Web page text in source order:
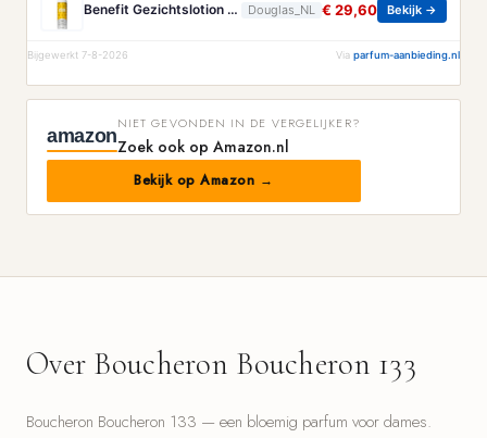
Benefit Gezichtslotion The POREfessional Gezichtstoner Unisex 133ml Douglas_NL € 29,60 Bekijk →
Bijgewerkt 7-8-2026 Via parfum-aanbieding.nl
amazon
NIET GEVONDEN IN DE VERGELIJKER?
Zoek ook op Amazon.nl
Bekijk op Amazon →
Over Boucheron Boucheron 133
Boucheron Boucheron 133 — een bloemig parfum voor dames.